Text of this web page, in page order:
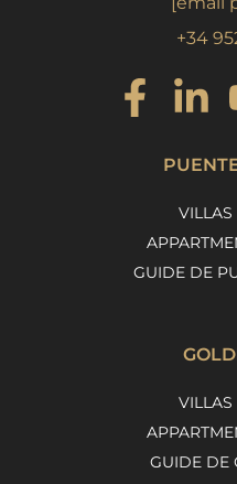
+34
VILLAS
GUIDE DE
VILLAS
GUIDE DE